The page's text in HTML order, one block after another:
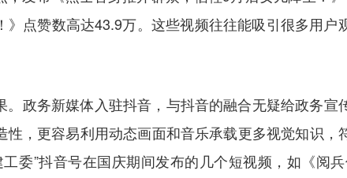
点赞数高达43.9万。这些视频往往能吸引很多用
。政务新媒体入驻抖音，与抖音的融合无疑给政务
，更容易利用动态画面和音乐承载更多视觉知识
委”抖音号在国庆期间发布的几个短视频，如《阅